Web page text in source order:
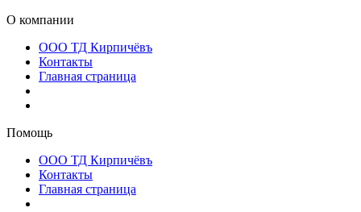
О компании
ООО ТД Кирпичёвъ
Контакты
Главная страница
Помощь
ООО ТД Кирпичёвъ
Контакты
Главная страница